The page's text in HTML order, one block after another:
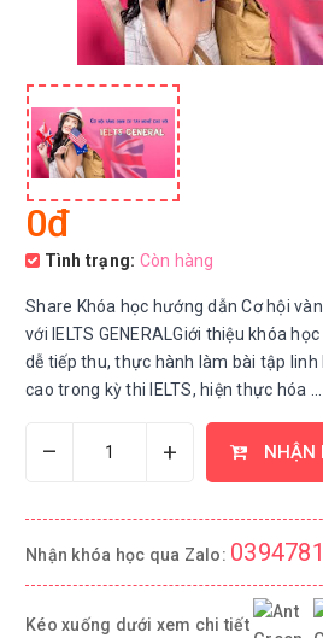
0đ
Tình trạng: Còn hàng
Share Khóa học hướng dẫn Cơ hội
với IELTS GENERALGiới thiệu khóa
dễ tiếp thu, thực hành làm bài tập
cao trong kỳ thi IELTS, hiện thực hóa ...
– + NHẬN
Nhận khóa học qua Zalo:
Kéo xuống dưới xem chi tiết